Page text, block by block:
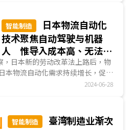
智能制造
日本物流自动化
技术聚焦自动驾驶与机器
人 惟导入成本高、无法独
立作业等课题待解
，日本新的劳动改革法上路后，物
本物流自动化需求持续增长，促使
流市场，并以自动驾驶与机...2024-06-28
智能制造
臺湾制造业渐次